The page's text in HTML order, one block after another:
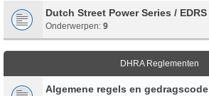
Dutch Street Power Series / EDRS
Onderwerpen: 9
DHRA Reglementen
Algemene regels en gedragscode